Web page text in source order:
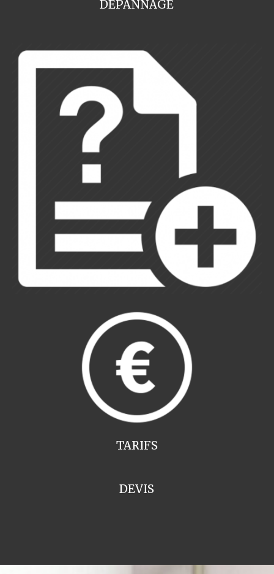
DEPANNAGE
TARIFS
DEVIS